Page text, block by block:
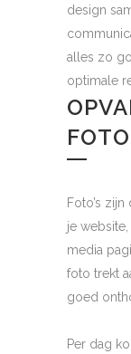
design
alles zo
optimale
Foto’s
je
media
foto trekt
goed
Per dag